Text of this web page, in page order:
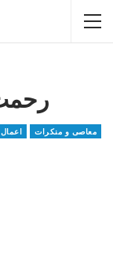
اعمال معاصی و منکرات